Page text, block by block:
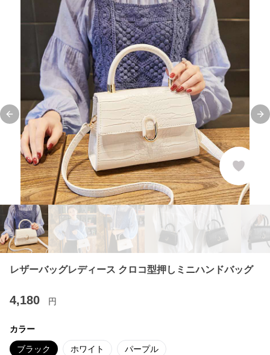
Previous slide
レザーバッグレディース クロコ型押しミニハンドバッグ
4,180 円
カラー
ブラック ホワイト パープル